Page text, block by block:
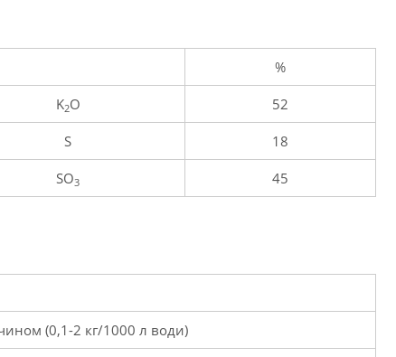
%
K2O 52
S 18
SO3 45
(0,1-2 кг/1000 л води)